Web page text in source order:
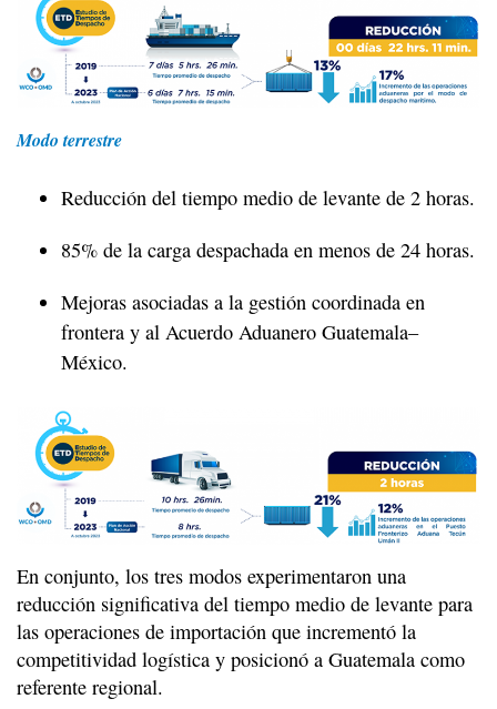
Modo terrestre
Reducción del tiempo medio de levante de 2 horas.
85% de la carga despachada en menos de 24 horas.
Mejoras asociadas a la gestión coordinada en
frontera y al Acuerdo Aduanero Guatemala–
México.
En conjunto, los tres modos experimentaron una
reducción significativa del tiempo medio de levante para
las operaciones de importación que incrementó la
competitividad logística y posicionó a Guatemala como
referente regional.